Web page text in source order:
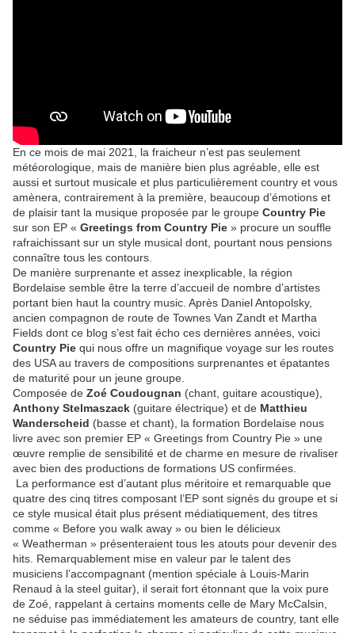
En ce mois de mai 2021, la fraicheur n’est pas seulement
météorologique, mais de manière bien plus agréable, elle est
aussi et surtout musicale et plus particulièrement country et vous
amènera, contrairement à la première, beaucoup d’émotions et
de plaisir tant la musique proposée par le groupe Country Pie
sur son EP « Greetings from Country Pie » procure un souffle
rafraichissant sur un style musical dont, pourtant nous pensions
connaître tous les contours.
De manière surprenante et assez inexplicable, la région
Bordelaise semble être la terre d’accueil de nombre d’artistes
portant bien haut la country music. Après Daniel Antopolsky,
ancien compagnon de route de Townes Van Zandt et Martha
Fields dont ce blog s’est fait écho ces dernières années, voici
Country Pie qui nous offre un magnifique voyage sur les routes
des USA au travers de compositions surprenantes et épatantes
de maturité pour un jeune groupe.
Composée de Zoé Coudougnan (chant, guitare acoustique),
Anthony Stelmaszack (guitare électrique) et de Matthieu
Wanderscheid (basse et chant), la formation Bordelaise nous
livre avec son premier EP « Greetings from Country Pie » une
œuvre remplie de sensibilité et de charme en mesure de rivaliser
avec bien des productions de formations US confirmées.
La performance est d’autant plus méritoire et remarquable que
quatre des cinq titres composant l’EP sont signés du groupe et si
ce style musical était plus présent médiatiquement, des titres
comme « Before you walk away » ou bien le délicieux
« Weatherman » présenteraient tous les atouts pour devenir des
hits. Remarquablement mise en valeur par le talent des
musiciens l’accompagnant (mention spéciale à Louis-Marin
Renaud à la steel guitar), il serait fort étonnant que la voix pure
de Zoé, rappelant à certains moments celle de Mary McCalsin,
ne séduise pas immédiatement les amateurs de country, tant elle